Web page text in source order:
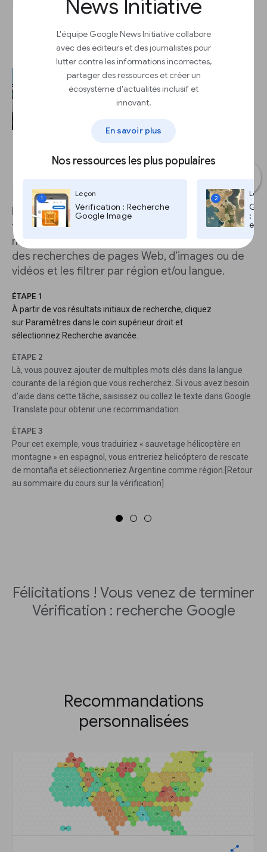
News Initiative
L'équipe Google News Initiative collabore
avec des éditeurs et des journalistes pour
lutter contre les informations incorrectes,
partager des ressources et créer un
écosystème d'actualités inclusif et
innovant.
En savoir plus
Nos ressources les plus populaires
1
Leçon
Vérification : Recherche
Google Image
2
:
et
Disons que l’article sur lequel vous travaillez
traite d’un sauvetage en hélicoptère dans les
montagnes d’Argentine. Vous pouvez effectuer
des recherches de pages Web, d’images ou de
vidéos et les filtrer par région et/ou langue.
ÉTAPE 1
À partir de vos résultats initiaux de recherche, cliquez
sur Paramètres dans le coin supérieur droit et
sélectionnez Recherche avancée.
ÉTAPE 2
Là, vous pouvez ajouter de multiples mots clés dans la langue
courante de la région que vous recherchez. Si vous avez besoin
d’aide dans cette tâche, saisissez ou collez le texte dans Google
Translate pour obtenir une recommandation.
ÉTAPE 3
Pour cet exemple, vous traduiriez « sauvetage hélicoptère en
montagne » en espagnol, vous entreriez helicóptero de rescate
de montaña et sélectionneriez Argentine comme région.[Retour
au sommaire du cours sur la vérification]
Félicitations ! Vous venez de terminer
Vérification : recherche Google
Recommandations
personnalisées